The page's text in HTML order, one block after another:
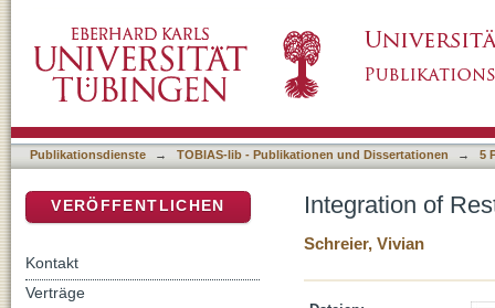
Publikationsdienste → TOBIAS-lib - Publikationen und Dissertationen → 5
Integration of
Schreier, Vivian
VERÖFFENTLICHEN
Kontakt
Verträge